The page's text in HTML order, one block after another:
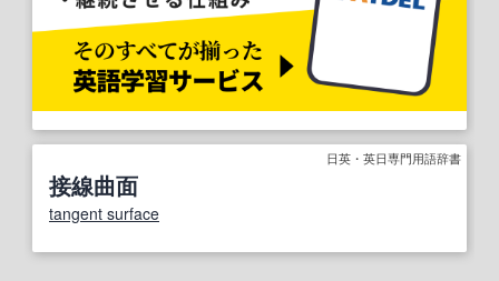
日英・英日専門用語辞書
接線曲面
tangent surface